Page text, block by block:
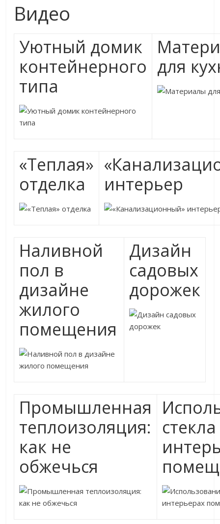
Видео
Уютный домик
контейнерного
типа
для
«Теплая»
отделка
интерьер
Наливной
пол в
дизайне
жилого
помещения
Дизайн
садовых
дорожек
Промышленная
теплоизоляция:
как не
обжечься